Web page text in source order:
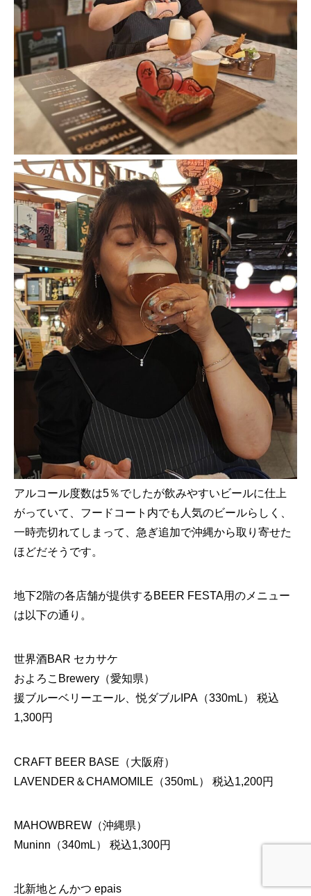
アルコール度数は5％でしたが飲みやすいビールに仕上
がっていて、フードコート内でも人気のビールらしく、
一時売切れてしまって、急ぎ追加で沖縄から取り寄せた
ほどだそうです。
地下2階の各店舗が提供するBEER FESTA用のメニュー
は以下の通り。
世界酒BAR セカサケ
およろこBrewery（愛知県）
援ブルーベリーエール、悦ダブルIPA（330mL） 税込
1,300円
CRAFT BEER BASE（大阪府）
LAVENDER＆CHAMOMILE（350mL） 税込1,200円
MAHOWBREW（沖縄県）
Muninn（340mL） 税込1,300円
北新地とんかつ epais